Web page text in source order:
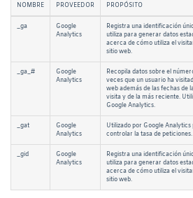
NOMBRE PROVEEDOR PROPÓSITO
_ga
Google
Analytics
Registra una identificación
utiliza para generar datos
acerca de cómo utiliza el
sitio web.
_ga_#
Google
Analytics
Recopila datos sobre el
veces que un usuario ha
web además de las fechas de
visita y de la más reciente.
Google Analytics.
_gat
Google
Analytics
Utilizado por Google Analytics
controlar la tasa de peticiones.
_gid
Google
Analytics
Registra una identificación
utiliza para generar datos
acerca de cómo utiliza el
sitio web.